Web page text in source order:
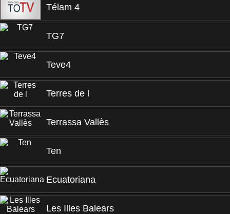
Télam 4
TG7
Teve4
Terres de l
Terrassa Vallès
Ten
Ecuatoriana
Les Illes Balears